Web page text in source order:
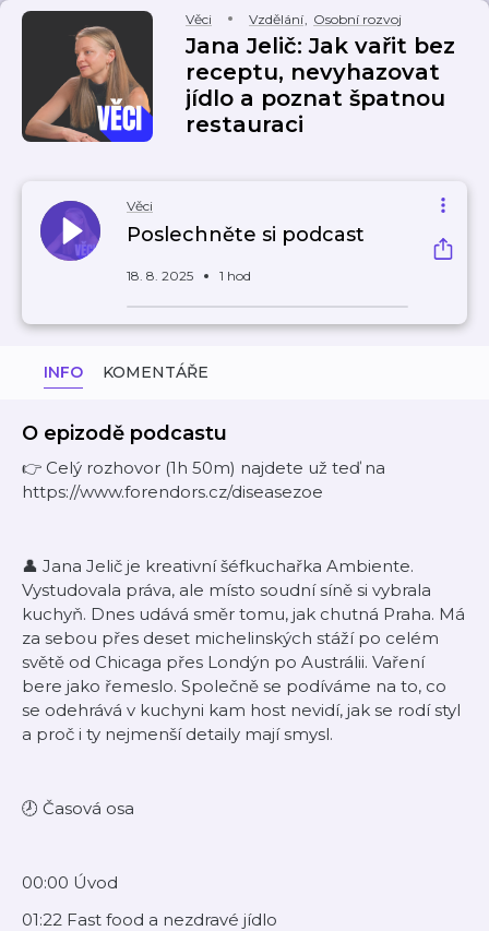
Věci Vzdělání, Osobní rozvoj
Jana Jelič: Jak vařit bez
receptu, nevyhazovat
jídlo a poznat špatnou
restauraci
Věci
Poslechněte si podcast
18. 8. 2025 1 hod
INFO KOMENTÁŘE
O epizodě podcastu
👉 Celý rozhovor (1h 50m) najdete už teď na
⁠https://www.forendors.cz/diseasezoe
👤 Jana Jelič je kreativní šéfkuchařka Ambiente.
Vystudovala práva, ale místo soudní síně si vybrala
kuchyň. Dnes udává směr tomu, jak chutná Praha. Má
za sebou přes deset michelinských stáží po celém
světě od Chicaga přes Londýn po Austrálii. Vaření
bere jako řemeslo. Společně se podíváme na to, co
se odehrává v kuchyni kam host nevidí, jak se rodí styl
a proč i ty nejmenší detaily mají smysl.
🕗 Časová osa
00:00 Úvod
01:22 Fast food a nezdravé jídlo